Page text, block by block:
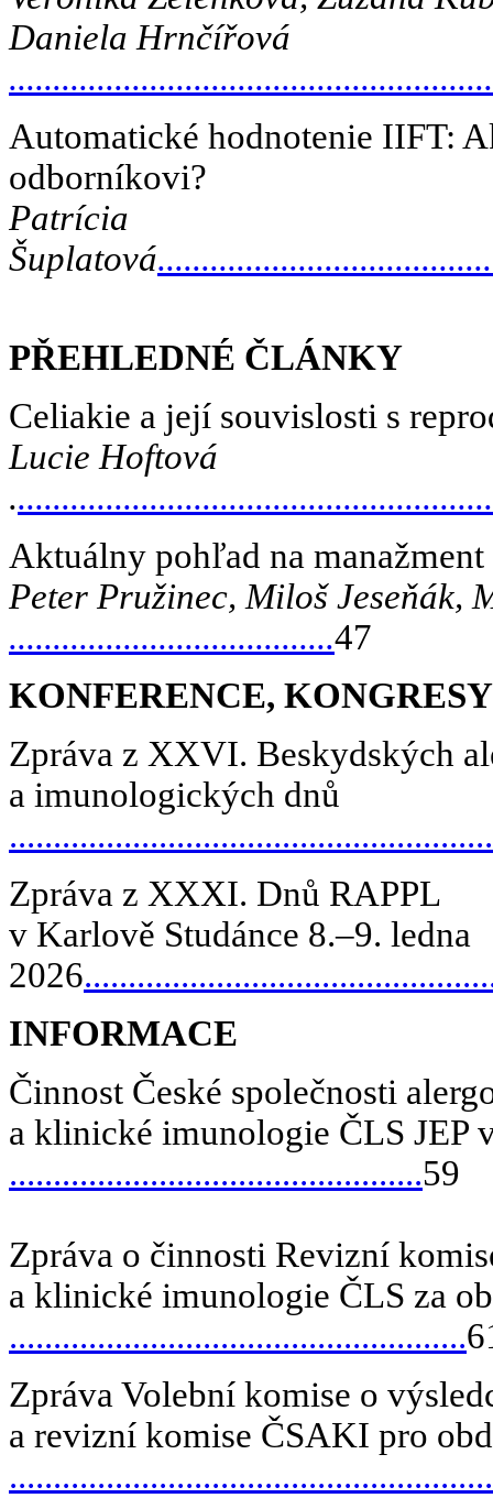
Daniela Hrnčířová
Automatické hodnotenie IIFT:
odborníkovi?
Patrícia
Šuplatová
PŘEHLEDNÉ ČLÁNKY
Celiakie a její souvislosti s
Lucie Hoftová
.
Aktuálny pohľad na
Peter Pružinec, Miloš Jeseňák,
.....................................47
KONFERENCE, KONGRESY
Zpráva z XXVI. Beskydských
a imunologických dnů
Zpráva z XXXI. Dnů RAPPL
v Karlově Studánce 8.–9. ledna
2026
INFORMACE
Činnost České společnosti
a klinické imunologie ČLS JEP
...............................................59
Zpráva o činnosti Revizní
a klinické imunologie ČLS za
....................................................
Zpráva Volební komise o
a revizní komise ČSAKI pro